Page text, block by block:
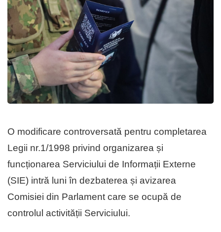
O modificare controversată pentru completarea
Legii nr.1/1998 privind organizarea și
funcționarea Serviciului de Informații Externe
(SIE) intră luni în dezbaterea și avizarea
Comisiei din Parlament care se ocupă de
controlul activității Serviciului.